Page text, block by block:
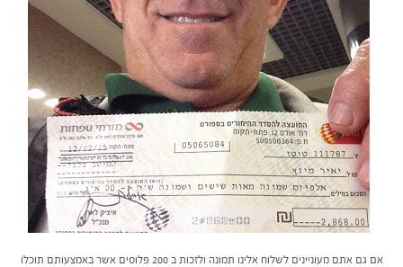
אם גם אתם מעוניינים לשלוח אלינו תמונה ולזכות ב 200 פלוסים אשר באמצעותם תוכלו